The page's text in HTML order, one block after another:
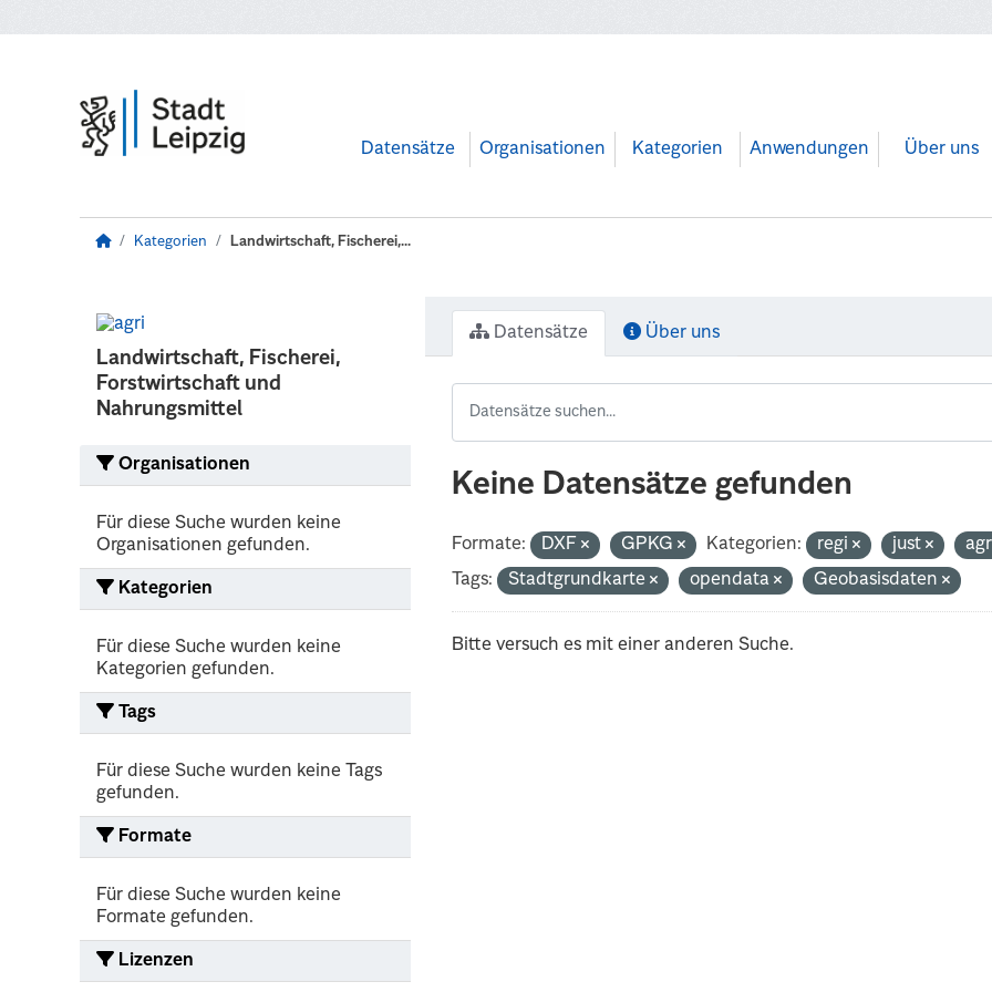
Datensätze Organisationen Kategorien Anwendungen Über uns
Kategorien Landwirtschaft, Fischerei,...
Landwirtschaft, Fischerei,
Forstwirtschaft und
Nahrungsmittel
Organisationen
Für diese Suche wurden keine
Organisationen gefunden.
Kategorien
Für diese Suche wurden keine
Kategorien gefunden.
Tags
Für diese Suche wurden keine Tags
gefunden.
Formate
Für diese Suche wurden keine
Formate gefunden.
Lizenzen
Datensätze Über uns
Keine Datensätze gefunden
Formate: DXF GPKG Kategorien: regi just
Tags:
Stadtgrundkarte opendata Geobasisdaten
Bitte versuch es mit einer anderen Suche.